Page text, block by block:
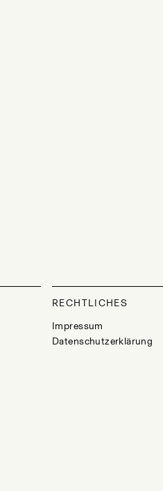
RECHTLICHES
Impressum
Datenschutzerklärung